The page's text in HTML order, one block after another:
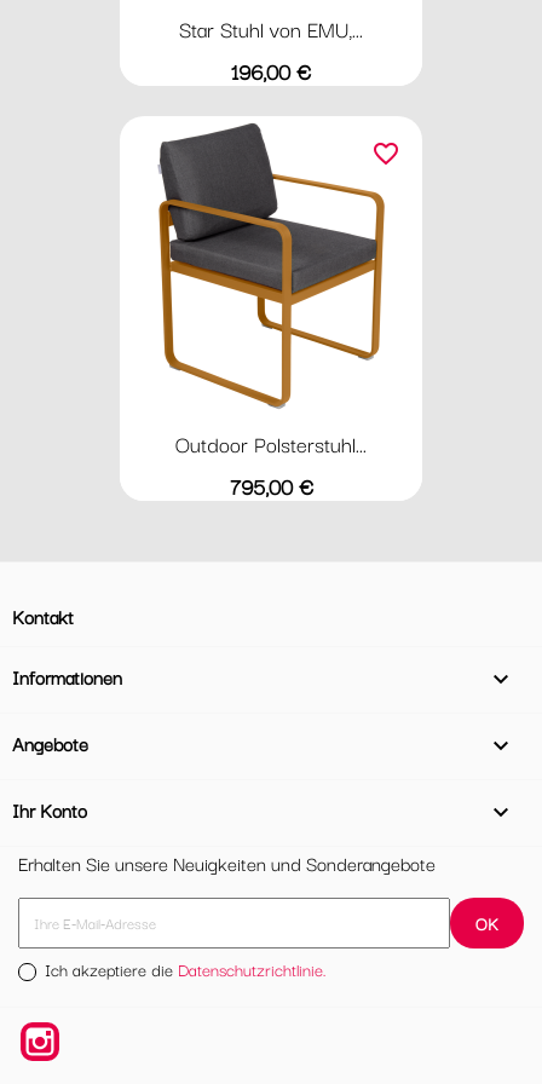
Star Stuhl von EMU,...
Preis
196,00 €
Outdoor Polsterstuhl...
Preis
795,00 €
favorite_border
Kontakt
Informationen 
Angebote 
Ihr Konto

Erhalten Sie unsere Neuigkeiten und Sonderangebote
Ich akzeptiere die Datenschutzrichtlinie.